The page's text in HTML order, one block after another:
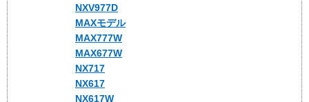
NXV977D
MAXモデル
MAX777W
MAX677W
NX717
NX617
NX617W